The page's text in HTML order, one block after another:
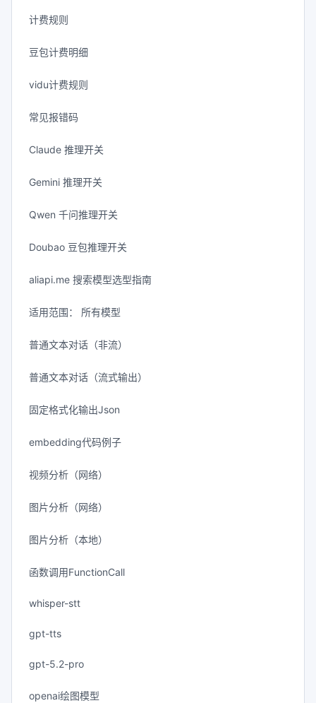
计费规则
豆包计费明细
vidu计费规则
常见报错码
Claude 推理开关
Gemini 推理开关
Qwen 千问推理开关
Doubao 豆包推理开关
aliapi.me 搜索模型选型指南
适用范围： 所有模型
普通文本对话（非流）
普通文本对话（流式输出）
固定格式化输出Json
embedding代码例子
视频分析（网络）
图片分析（网络）
图片分析（本地）
函数调用FunctionCall
whisper-stt
gpt-tts
gpt-5.2-pro
openai绘图模型